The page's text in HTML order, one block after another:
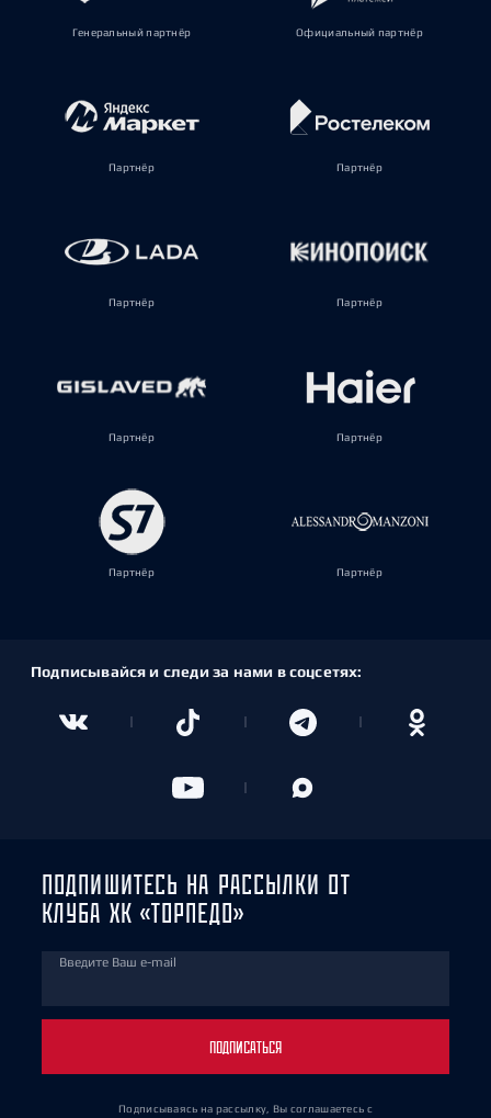
Генеральный партнёр Официальный партнёр
Партнёр Партнёр
Партнёр Партнёр
Партнёр Партнёр
Партнёр Партнёр
Подписывайся и следи за нами в соцсетях:
ПОДПИШИТЕСЬ НА РАССЫЛКИ ОТ
КЛУБА ХК «ТОРПЕДО»
Введите Ваш e-mail
ПОДПИСАТЬСЯ
Подписываясь на рассылку, Вы соглашаетесь с